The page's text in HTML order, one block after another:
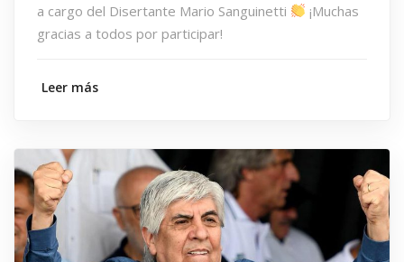
a cargo del Disertante Mario Sanguinetti
¡Muchas
gracias a todos por participar!
Leer más